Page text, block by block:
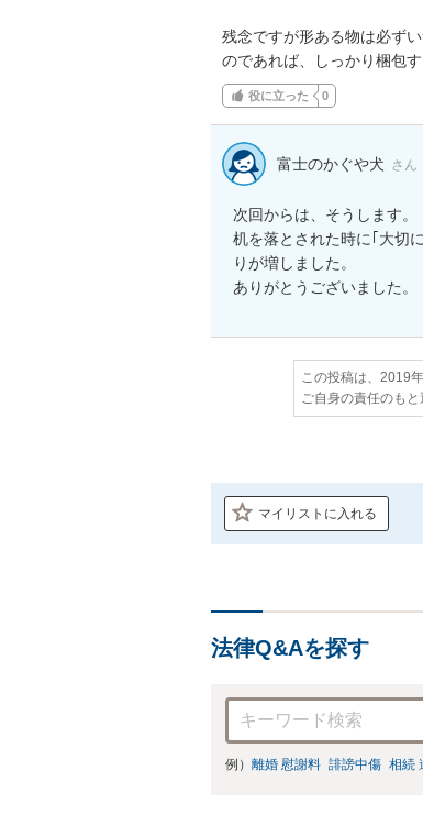
残念ですが形ある物は必ず
のであれば、しっかり梱包
役に立った 0
富士のかぐや犬 さん
次回からは、そうします。
机を落とされた時に｢大切
りが増しました。
ありがとうございました。
この投稿は、2019
ご自身の責任のも
マイリストに入れる
法律Q&Aを探す
例） 離婚 慰謝料 誹謗中傷 相続